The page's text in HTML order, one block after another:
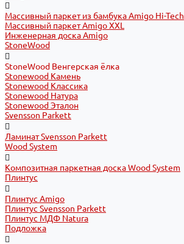
Массивный паркет из бамбука Amigo Hi-Tech
Массивный паркет Amigo XXL
Инженерная доска Amigo
StoneWood
StoneWood Венгерская ёлка
Stonewood Камень
Stonewood Классика
Stonewood Натура
Stonewood Эталон
Svensson Parkett
Ламинат Svensson Parkett
Wood System
Композитная паркетная доска Wood System
Плинтус
Плинтус Amigo
Плинтус Svensson Parkett
Плинтус МДФ Natura
Подложка